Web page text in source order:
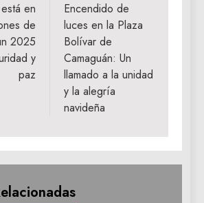
en
de
2025
y
paz
Encendido de
luces en la Plaza
Bolívar de
Camaguán: Un
llamado a la unidad
y la alegría
navideña